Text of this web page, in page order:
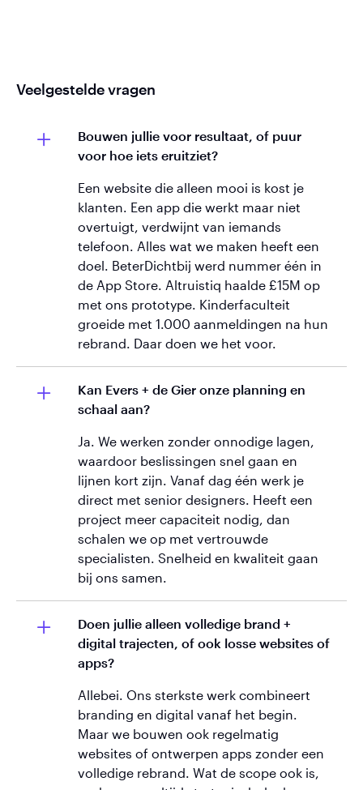
Veelgestelde vragen
Bouwen jullie voor resultaat, of puur
voor hoe iets eruitziet?
Een website die alleen mooi is kost je
klanten. Een app die werkt maar niet
overtuigt, verdwijnt van iemands
telefoon. Alles wat we maken heeft een
doel. BeterDichtbij werd nummer één in
de App Store. Altruistiq haalde £15M op
met ons prototype. Kinderfaculteit
groeide met 1.000 aanmeldingen na hun
rebrand. Daar doen we het voor.
Kan Evers + de Gier onze planning en
schaal aan?
Ja. We werken zonder onnodige lagen,
waardoor beslissingen snel gaan en
lijnen kort zijn. Vanaf dag één werk je
direct met senior designers. Heeft een
project meer capaciteit nodig, dan
schalen we op met vertrouwde
specialisten. Snelheid en kwaliteit gaan
bij ons samen.
Doen jullie alleen volledige brand +
digital trajecten, of ook losse websites of
apps?
Allebei. Ons sterkste werk combineert
branding en digital vanaf het begin.
Maar we bouwen ook regelmatig
websites of ontwerpen apps zonder een
volledige rebrand. Wat de scope ook is,